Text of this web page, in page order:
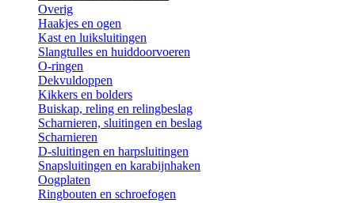
Overig
Haakjes en ogen
Kast en luiksluitingen
Slangtulles en huiddoorvoeren
O-ringen
Dekvuldoppen
Kikkers en bolders
Buiskap, reling en relingbeslag
Scharnieren, sluitingen en beslag
Scharnieren
D-sluitingen en harpsluitingen
Snapsluitingen en karabijnhaken
Oogplaten
Ringbouten en schroefogen